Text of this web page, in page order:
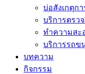
บ่อสังเกตุกา
บริการตรว
ทำความสะ
บริการรถข
บทความ
กิจกรรม